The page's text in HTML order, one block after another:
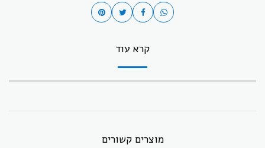
קרא עוד
מוצרים קשורים